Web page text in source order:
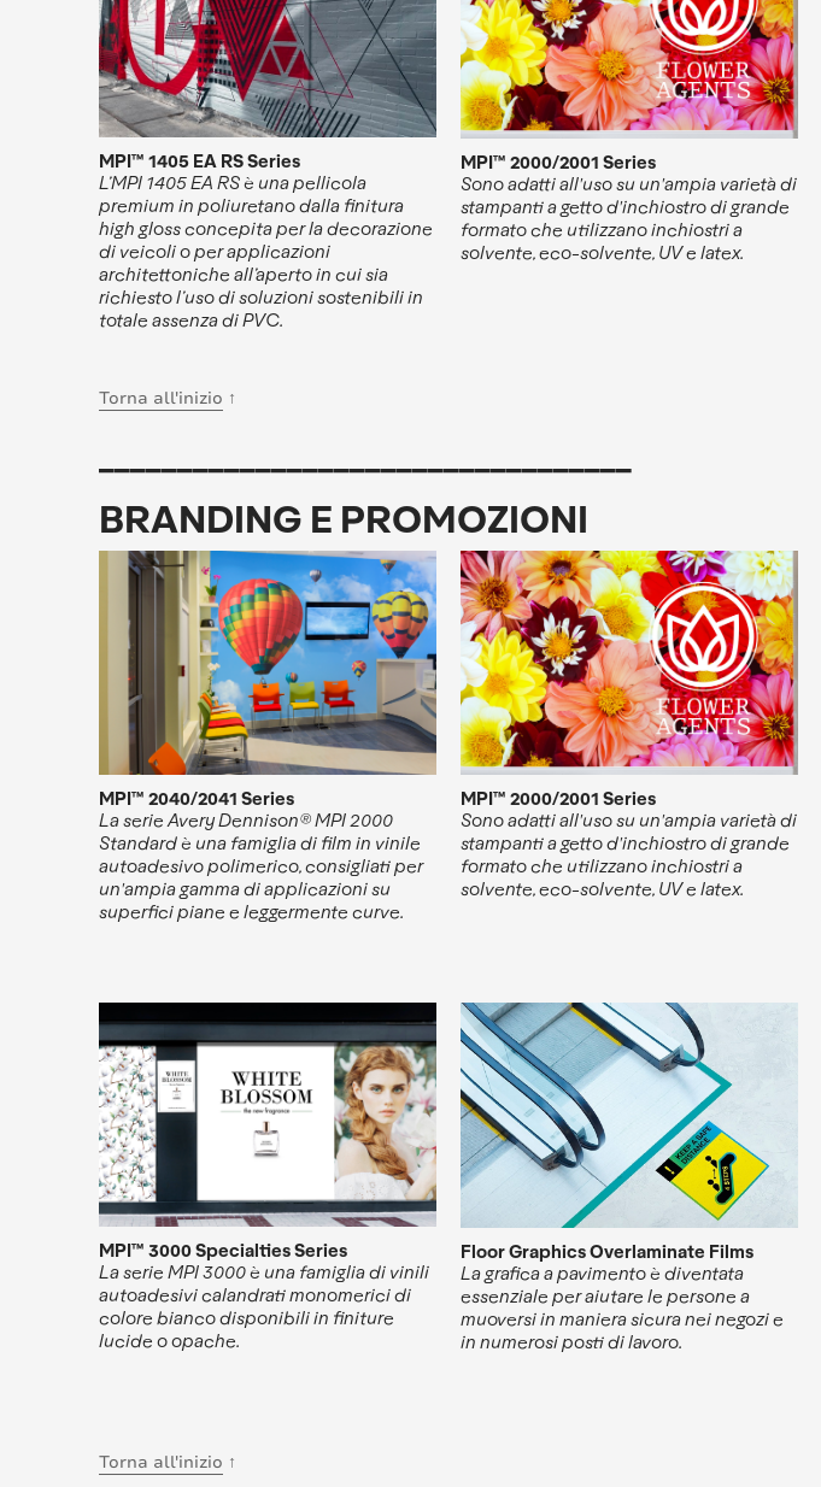
MPI™ 1405 EA RS Series
L’MPI 1405 EA RS è una pellicola
premium in poliuretano dalla finitura
high gloss concepita per la decorazione
di veicoli o per applicazioni
architettoniche all’aperto in cui sia
richiesto l’uso di soluzioni sostenibili in
totale assenza di PVC.
MPI™ 2000/2001 Series
Sono adatti all'uso su un'ampia varietà di
stampanti a getto d'inchiostro di grande
formato che utilizzano inchiostri a
solvente, eco-solvente, UV e latex.
Torna all'inizio ↑
BRANDING E PROMOZIONI
MPI™ 2040/2041 Series
La serie Avery Dennison® MPI 2000
Standard è una famiglia di film in vinile
autoadesivo polimerico, consigliati per
un'ampia gamma di applicazioni su
superfici piane e leggermente curve.
MPI™ 2000/2001 Series
Sono adatti all'uso su un'ampia varietà di
stampanti a getto d'inchiostro di grande
formato che utilizzano inchiostri a
solvente, eco-solvente, UV e latex.
MPI™ 3000 Specialties Series
La serie MPI 3000 è una famiglia di vinili
autoadesivi calandrati monomerici di
colore bianco disponibili in finiture
lucide o opache.
Floor Graphics Overlaminate Films
La grafica a pavimento è diventata
essenziale per aiutare le persone a
muoversi in maniera sicura nei negozi e
in numerosi posti di lavoro.
Torna all'inizio ↑